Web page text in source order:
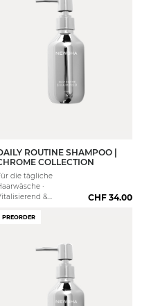
1000 ml
ROUTINE SHAMPOO |
COLLECTION
die tägliche
·
&
Reinigung
CHF 34.00
PREORDER